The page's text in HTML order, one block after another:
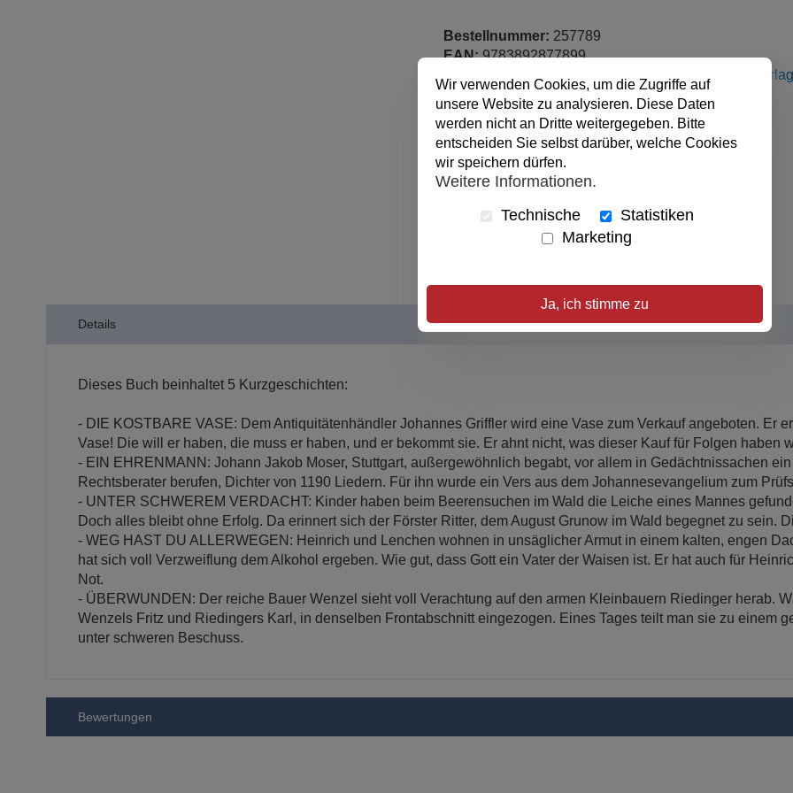
Bestellnummer: 257789
EAN:9783892877899
Christliche Schriftenverbreitung e.V., Abt. Verlag
Produktart:Buch, PB
Einbandart:Buch
Auflage:1
Sprache:Deutsch
Seitenzahl: 286 Seiten
veröffentlicht:01.01.2009
Alter ab:14
Abmessungen:12 x 18 cm
Details
Dieses Buch beinhaltet 5 Kurzgeschichten:
- DIE KOSTBARE VASE: Dem Antiquitätenhändler Johannes Griffler wird eine Vase zum Verkauf angeboten. Er
Vase! Die will er haben, die muss er haben, und er bekommt sie. Er ahnt nicht, was dieser Kauf für Folgen haben
- EIN EHRENMANN: Johann Jakob Moser, Stuttgart, außergewöhnlich begabt, vor allem in Gedächtnissachen
Rechtsberater berufen, Dichter von 1190 Liedern. Für ihn wurde ein Vers aus dem Johannesevangelium zum
- UNTER SCHWEREM VERDACHT: Kinder haben beim Beerensuchen im Wald die Leiche eines Mannes
Doch alles bleibt ohne Erfolg. Da erinnert sich der Förster Ritter, dem August Grunow im Wald begegnet zu sein.
- WEG HAST DU ALLERWEGEN: Heinrich und Lenchen wohnen in unsäglicher Armut in einem kalten, engen
hat sich voll Verzweiflung dem Alkohol ergeben. Wie gut, dass Gott ein Vater der Waisen ist. Er hat auch für
Not.
- ÜBERWUNDEN: Der reiche Bauer Wenzel sieht voll Verachtung auf den armen Kleinbauern Riedinger herab.
Wenzels Fritz und Riedingers Karl, in denselben Frontabschnitt eingezogen. Eines Tages teilt man sie zu einem
unter schweren Beschuss.
Bewertungen
Wir verwenden Cookies, um die Zugriffe auf
unsere Website zu analysieren. Diese Daten
werden nicht an Dritte weitergegeben. Bitte
entscheiden Sie selbst darüber, welche Cookies
wir speichern dürfen.
Weitere Informationen.
Technische
Statistiken
Marketing
Ja, ich stimme zu